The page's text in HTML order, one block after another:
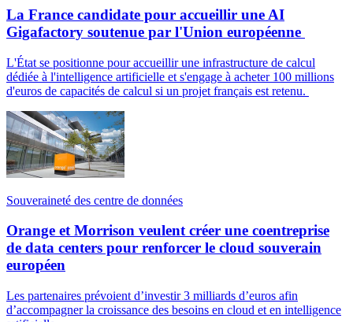
La France candidate pour accueillir une AI
Gigafactory soutenue par l'Union européenne
L'État se positionne pour accueillir une infrastructure de calcul
dédiée à l'intelligence artificielle et s'engage à acheter 100 millions
d'euros de capacités de calcul si un projet français est retenu.
Souveraineté des centre de données
Orange et Morrison veulent créer une coentreprise
de data centers pour renforcer le cloud souverain
européen
Les partenaires prévoient d’investir 3 milliards d’euros afin
d’accompagner la croissance des besoins en cloud et en intelligence